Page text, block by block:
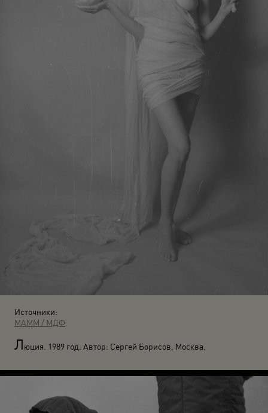
Источники:
МАММ / МДФ
Люция. 1989 год. Автор: Сергей Борисов. Москва.